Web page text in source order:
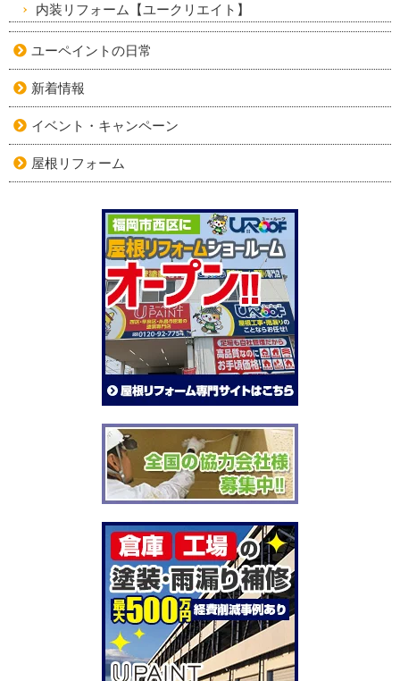
内装リフォーム【ユークリエイト】
ユーペイントの日常
新着情報
イベント・キャンペーン
屋根リフォーム